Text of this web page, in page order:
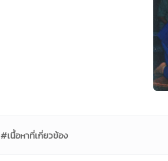
#เนื้อหาที่เกี่ยวข้อง